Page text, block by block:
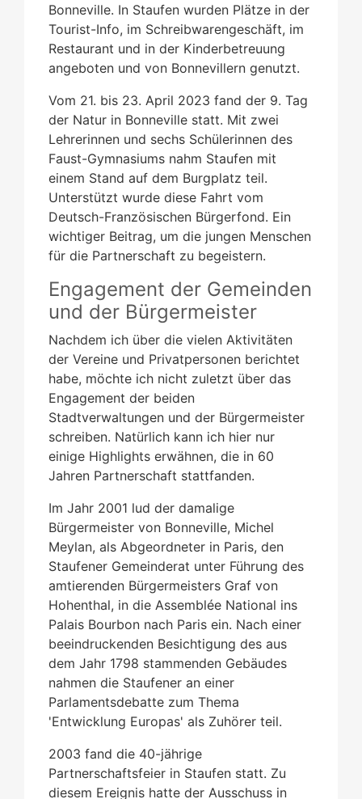
Bonneville. In Staufen wurden Plätze in der
Tourist-Info, im Schreibwarengeschäft, im
Restaurant und in der Kinderbetreuung
angeboten und von Bonnevillern genutzt.
Vom 21. bis 23. April 2023 fand der 9. Tag
der Natur in Bonneville statt. Mit zwei
Lehrerinnen und sechs Schülerinnen des
Faust-Gymnasiums nahm Staufen mit
einem Stand auf dem Burgplatz teil.
Unterstützt wurde diese Fahrt vom
Deutsch-Französischen Bürgerfond. Ein
wichtiger Beitrag, um die jungen Menschen
für die Partnerschaft zu begeistern.
Engagement der Gemeinden
und der Bürgermeister
Nachdem ich über die vielen Aktivitäten
der Vereine und Privatpersonen berichtet
habe, möchte ich nicht zuletzt über das
Engagement der beiden
Stadtverwaltungen und der Bürgermeister
schreiben. Natürlich kann ich hier nur
einige Highlights erwähnen, die in 60
Jahren Partnerschaft stattfanden.
Im Jahr 2001 lud der damalige
Bürgermeister von Bonneville, Michel
Meylan, als Abgeordneter in Paris, den
Staufener Gemeinderat unter Führung des
amtierenden Bürgermeisters Graf von
Hohenthal, in die Assemblée National ins
Palais Bourbon nach Paris ein. Nach einer
beeindruckenden Besichtigung des aus
dem Jahr 1798 stammenden Gebäudes
nahmen die Staufener an einer
Parlamentsdebatte zum Thema
'Entwicklung Europas' als Zuhörer teil.
2003 fand die 40-jährige
Partnerschaftsfeier in Staufen statt. Zu
diesem Ereignis hatte der Ausschuss in